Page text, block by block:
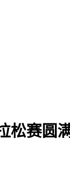
赛圆满